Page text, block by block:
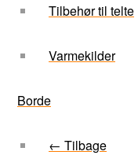
Tilbehør til telte
Varmekilder
Borde
← Tilbage